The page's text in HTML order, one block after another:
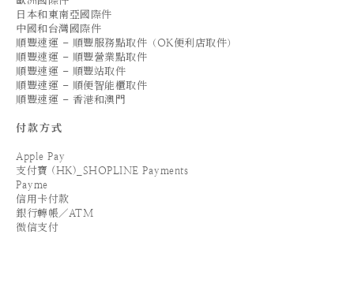
日本和東南亞國際件
中國和台灣國際件
順豐速運 - 順豐服務點取件（OK便利店取件）
順豐速運 - 順豐營業點取件
順豐速運 - 順豐站取件
順豐速運 - 順便智能櫃取件
順豐速運 - 香港和澳門
付款方式
Apple Pay
支付寶 (HK)_SHOPLINE Payments
Payme
信用卡付款
銀行轉帳／ATM
微信支付